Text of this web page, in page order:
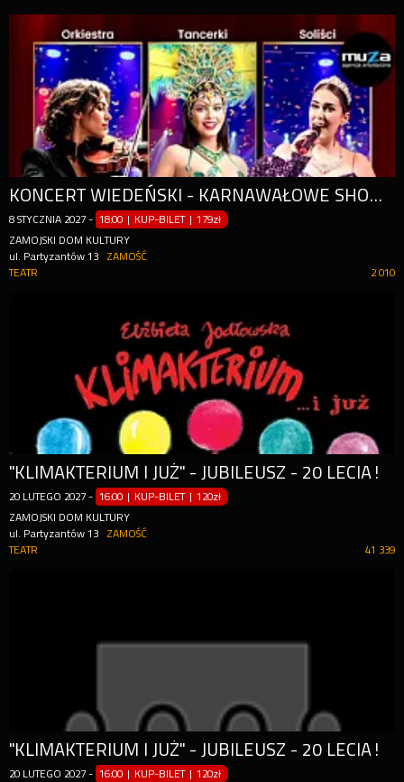
KONCERT WIEDEŃSKI - KARNAWAŁOWE SHOW - JEDYNE TAKIE W POLSCE!
8 STYCZNIA 2027 - 18:00 | KUP-BILET |179zł
ZAMOJSKI DOM KULTURY
ul. Partyzantów 13
ZAMOŚĆ
2 010
TEATR
"KLIMAKTERIUM I JUŻ" - JUBILEUSZ - 20 LECIA!
20 LUTEGO 2027 - 16:00 | KUP-BILET |120zł
ZAMOJSKI DOM KULTURY
ul. Partyzantów 13
ZAMOŚĆ
41 339
TEATR
"KLIMAKTERIUM I JUŻ" - JUBILEUSZ - 20 LECIA!
20 LUTEGO 2027 - 16:00 | KUP-BILET |120zł